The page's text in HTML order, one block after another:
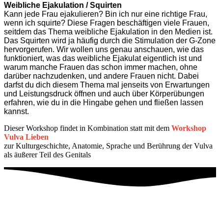
Weibliche Ejakulation / Squirten
Kann jede Frau ejakulieren? Bin ich nur eine richtige Frau,
wenn ich squirte? Diese Fragen beschäftigen viele Frauen,
seitdem das Thema weibliche Ejakulation in den Medien ist.
Das Squirten wird ja häufig durch die Stimulation der G-Zone
hervorgerufen. Wir wollen uns genau anschauen, wie das
funktioniert, was das weibliche Ejakulat eigentlich ist und
warum manche Frauen das schon immer machen, ohne
darüber nachzudenken, und andere Frauen nicht. Dabei
darfst du dich diesem Thema mal jenseits von Erwartungen
und Leistungsdruck öffnen und auch über Körperübungen
erfahren, wie du in die Hingabe gehen und fließen lassen
kannst.
Dieser Workshop findet in Kombination statt mit dem Workshop
Vulva Lieben
zur Kulturgeschichte, Anatomie, Sprache und Berührung der Vulva
als äußerer Teil des Genitals